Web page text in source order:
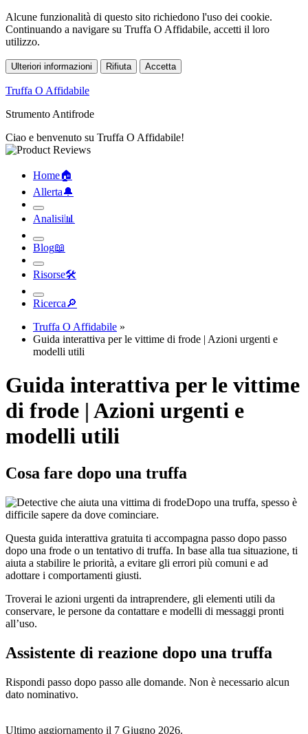
Alcune funzionalità di questo sito richiedono l'uso dei cookie.
Continuando a navigare su Truffa O Affidabile, accetti il loro
utilizzo.
Ulteriori informazioni Rifiuta Accetta
Truffa O Affidabile
Strumento Antifrode
Ciao e benvenuto su Truffa O Affidabile!
Home🏠︎
Allerta🔔︎
Analisi📊︎
Blog📖︎
Risorse🛠︎
Ricerca🔎︎
Truffa O Affidabile »
Guida interattiva per le vittime di frode | Azioni urgenti e
modelli utili
Guida interattiva per le vittime
di frode | Azioni urgenti e
modelli utili
Cosa fare dopo una truffa
Dopo una truffa, spesso è
difficile sapere da dove cominciare.
Questa guida interattiva gratuita ti accompagna passo dopo passo
dopo una frode o un tentativo di truffa. In base alla tua situazione, ti
aiuta a stabilire le priorità, a evitare gli errori più comuni e ad
adottare i comportamenti giusti.
Troverai le azioni urgenti da intraprendere, gli elementi utili da
conservare, le persone da contattare e modelli di messaggi pronti
all’uso.
Assistente di reazione dopo una truffa
Rispondi passo dopo passo alle domande. Non è necessario alcun
dato nominativo.
Ultimo aggiornamento il 7 Giugno 2026.